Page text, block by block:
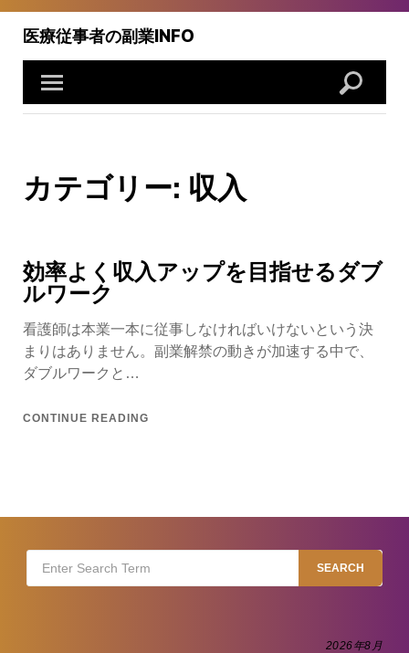
Skip
医療従事者の副業INFO
カテゴリー: 収入
効率よく収入アップを目指せるダブ
ルワーク
看護師は本業一本に従事しなければいけないという決
まりはありません。副業解禁の動きが加速する中で、
ダブルワークと…
CONTINUE READING
for:
SEARCH
2026年8月